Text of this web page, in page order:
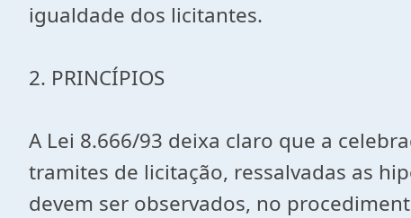
igualdade dos licitantes.
2. PRINCÍPIOS
A Lei 8.666/93 deixa claro que a
tramites de licitação, ressalvadas as
devem ser observados, no